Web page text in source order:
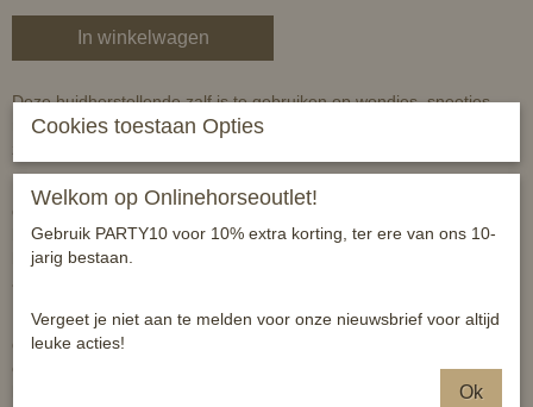
In winkelwagen
Deze huidherstellende zalf is te gebruiken op wondjes, sneetjes,
ruwe en schrale huid èn het bevordert de heling van bv
De zalf heeft een aangename geur en smeert makkelijk uit. U mag
deze zalf naar believen gebruiken op wondjes etc. Denk ook aan
bijvoorbeeld de mondhoeken van uw paard! Zet ook gerust een pot
bij de wasplaats of wasbak en verzorg uw eigen handen, vooral na
Ingrediënten: duindoornolie, koolzaadolie, jojoba-olie, aloe vera,
glycerine, mengsel van plantaardige oliën*, kokosvet, sheabutter,
calendula-extract, bijenwas, mengsel van etherische oliën* , o.a
kaneelolie, citroenzuur, myrrhe, conserveermiddel (salicylzuur,
Cookies toestaan Opties
Welkom op Onlinehorseoutlet!
Gebruik PARTY10 voor 10% extra korting, ter ere van ons 10-
jarig bestaan.
Vergeet je niet aan te melden voor onze nieuwsbrief voor altijd
leuke acties!
Ok